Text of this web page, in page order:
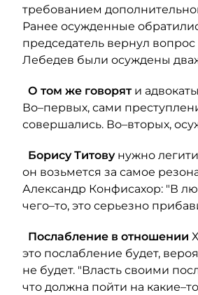
требованием
Ранее осужденные
председатель вернул
Лебедев были осуждены
О том же говорят и
Во–первых, сами
совершались. Во–вторых,
БорисуТитовунужно
он возьмется за самое
Александр Конфисахор: "В
чего–то, это серьезно
Послабление в отношении
это послабление будет,
не будет. "Власть своими
что должна пойти на